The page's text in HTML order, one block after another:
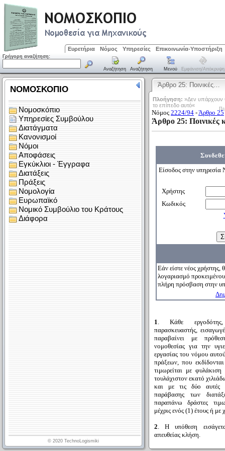
Ευρετήρια Νόμος Υπηρεσίες Επικοινωνία-Υποστήριξη
Γρήγορη αναζήτηση:
Αναζήτηση Αναζήτηση Μενού Εμφάνιση/απόκρυψη
Άρθρο 25: Ποινικές…